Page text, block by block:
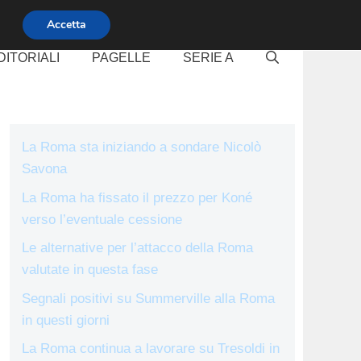
PAGELLE SERIE A
La Roma sta iniziando a sondare Nicolò
Savona
La Roma ha fissato il prezzo per Koné
verso l’eventuale cessione
Le alternative per l’attacco della Roma
valutate in questa fase
Segnali positivi su Summerville alla Roma
in questi giorni
La Roma continua a lavorare su Tresoldi in
Accetta